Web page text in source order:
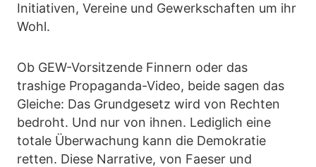
Initiativen, Vereine und Gewerkschaften um ihr
Wohl.
Ob GEW-Vorsitzende Finnern oder das
trashige Propaganda-Video, beide sagen das
Gleiche: Das Grundgesetz wird von Rechten
bedroht. Und nur von ihnen. Lediglich eine
totale Überwachung kann die Demokratie
retten. Diese Narrative, von Faeser und